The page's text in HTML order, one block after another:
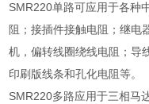
SMR220单路可应用于各种
阻；接插件接触电阻；继电
机，偏转线圈绕线电阻；导
印刷版线条和孔化电阻等。
SMR220多路应用于三相马